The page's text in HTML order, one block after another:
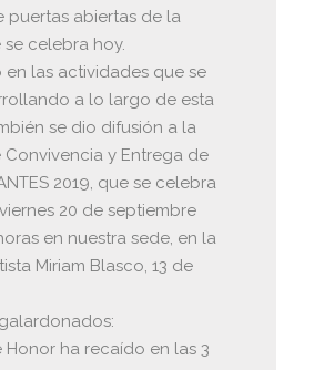
puertas abiertas de la
celebra hoy.
en las actividades que se
a lo largo de esta
se dio difusión a la
y Entrega de
2019, que se celebra
20 de septiembre
en nuestra sede, en la
Miriam Blasco, 13 de
Honor ha recaído en las 3